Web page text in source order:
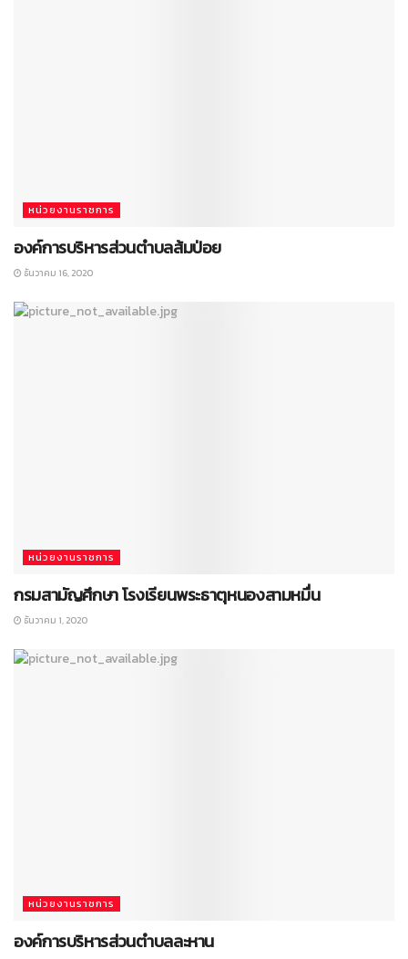
หน่วยงานราชการ
องค์การบริหารส่วนตำบลส้มป่อย
ธันวาคม 16, 2020
หน่วยงานราชการ
กรมสามัญศึกษา โรงเรียนพระธาตุหนองสามหมื่น
ธันวาคม 1, 2020
หน่วยงานราชการ
องค์การบริหารส่วนตำบลละหาน